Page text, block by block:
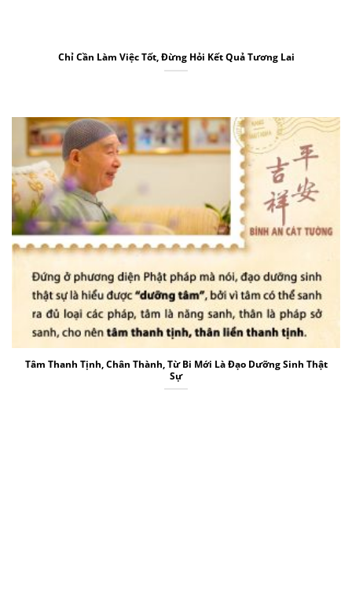
Chỉ Cần Làm Việc Tốt, Đừng Hỏi Kết Quả Tương Lai
Tâm Thanh Tịnh, Chân Thành, Từ Bi Mới Là Đạo Dưỡng Sinh Thật
Sự